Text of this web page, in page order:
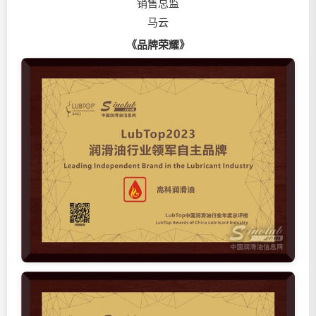
销售总监
马云
《品牌荣耀》